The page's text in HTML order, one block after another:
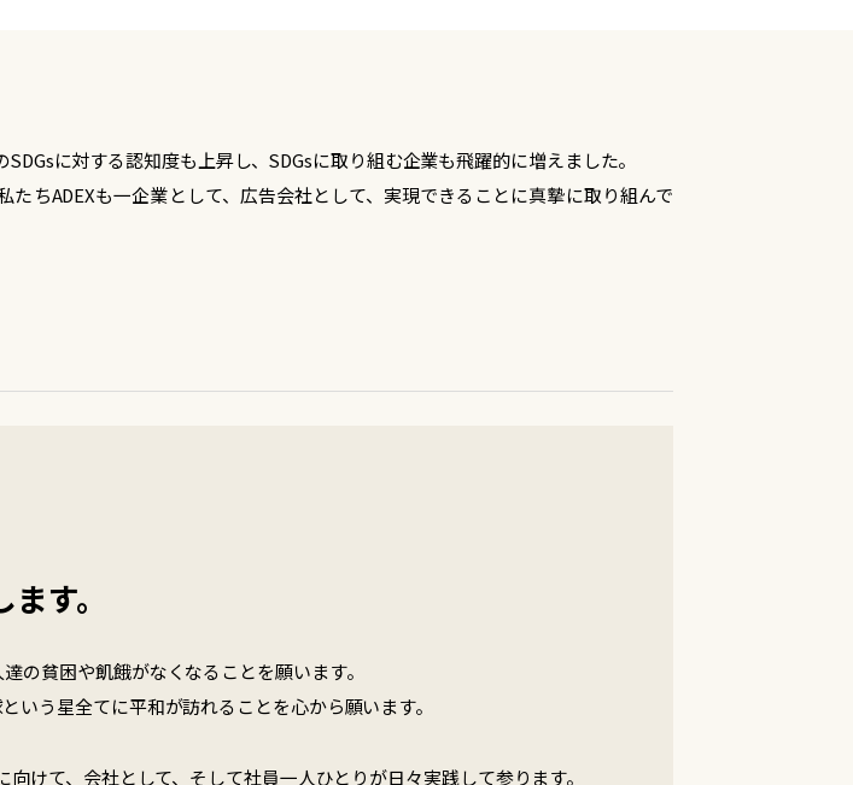
に対する認知度も上昇し、SDGsに取り組む企業も飛躍的に増えました。
ちADEXも一企業として、広告会社として、実現できることに真摯に取り組んで
す。
の貧困や飢餓がなくなることを願います。
いう星全てに平和が訪れることを心から願います。
けて、会社として、そして社員一人ひとりが日々実践して参ります。